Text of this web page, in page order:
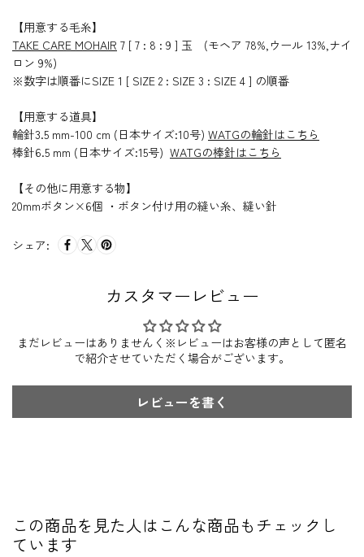
【用意する毛糸】
TAKE CARE MOHAIR 7 [ 7 : 8 : 9 ] 玉 (モヘア 78%,ウール 13%,ナイ
ロン 9%)
※数字は順番にSIZE 1 [ SIZE 2 : SIZE 3 : SIZE 4 ] の順番
【用意する道具】
輪針3.5 mm-100 cm (日本サイズ:10号) WATGの輪針はこちら
棒針6.5 mm (日本サイズ:15号) WATGの棒針はこちら
【その他に用意する物】
20mmボタン×6個 ・ボタン付け用の縫い糸、縫い針
シェア:
カスタマーレビュー
まだレビューはありませんく※レビューはお客様の声として匿名
で紹介させていただく場合がございます。
レビューを書く
この商品を見た人はこんな商品もチェックし
ています